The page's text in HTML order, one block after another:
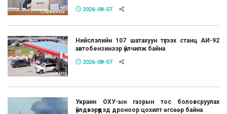
2026-08-07
Нийслэлийн 107 шатахуун түгээх станц АИ-92
автобензинээр үйлчилж байна
2026-08-07
Украин ОХУ-ын газрын тос боловсруулах
үйлдвэрүүдэд дроноор цохилт өгсөөр байна